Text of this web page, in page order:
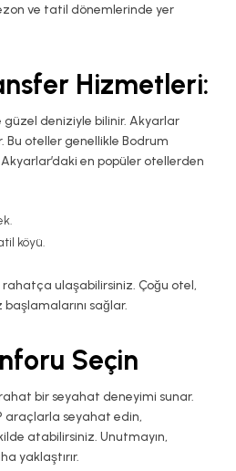
ve tatil dönemlerinde yer
Hizmetleri:
güzel deniziyle bilinir. Akyarlar
Bu oteller genellikle Bodrum
en popüler otellerden
köyü.
ulaşabilirsiniz. Çoğu otel,
sağlar.
Seçin
bir seyahat deneyimi sunar.
araçlarla seyahat edin,
atabilirsiniz. Unutmayın,
yaklaştırır.